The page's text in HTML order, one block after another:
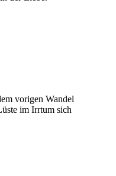
vorigen Wandel
im Irrtum sich